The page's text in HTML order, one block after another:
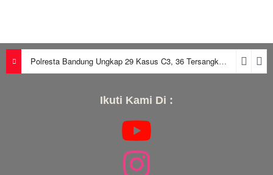
Polresta Bandung Ungkap 29 Kasus C3, 36 Tersangka Diamankan dalam Periode Juni-Juli 2026
Ikuti Kami Di :